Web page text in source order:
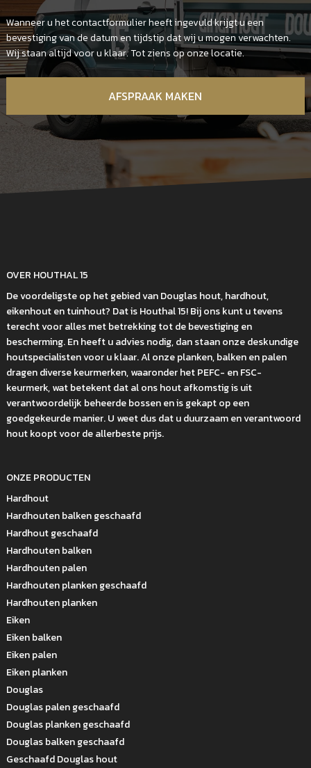
Wanneer u het contactformulier heeft ingevuld krijgt u een
bevestiging van de datum en tijdstip dat wij u mogen verwachten.
Wij staan altijd voor u klaar. Tot ziens op onze locatie.
AFSPRAAK MAKEN
OVER HOUTHAL 15
De voordeligste op het gebied van Douglas hout, hardhout,
eikenhout en tuinhout? Dat is Houthal 15! Bij ons kunt u tevens
terecht voor alles met betrekking tot de bevestiging en
bescherming. En heeft u advies nodig, dan staan onze deskundige
houtspecialisten voor u klaar. Al onze planken, balken en palen
dragen diverse keurmerken, waaronder het PEFC- en FSC-
keurmerk, wat betekent dat al ons hout afkomstig is uit
verantwoordelijk beheerde bossen en is gekapt op een
goedgekeurde manier. U weet dus dat u duurzaam en verantwoord
hout koopt voor de allerbeste prijs.
ONZE PRODUCTEN
Hardhout
Hardhouten balken geschaafd
Hardhout geschaafd
Hardhouten balken
Hardhouten palen
Hardhouten planken geschaafd
Hardhouten planken
Eiken
Eiken balken
Eiken palen
Eiken planken
Douglas
Douglas palen geschaafd
Douglas planken geschaafd
Douglas balken geschaafd
Geschaafd Douglas hout